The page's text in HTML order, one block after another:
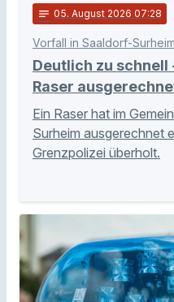
notes 05. August 2026 07:28
Vorfall in Saaldorf-Surheim
Deutlich zu schnell
Raser
Ein Raser hat im
Surheim ausgerechnet
Grenzpolizei überholt.